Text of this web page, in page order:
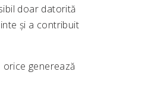
doar datorită
și a contribuit
generează